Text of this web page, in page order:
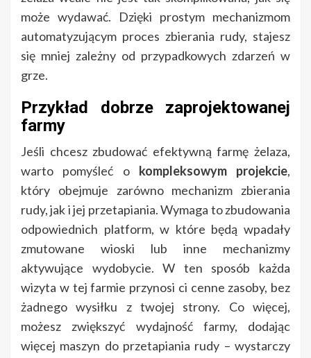
może wydawać. Dzięki prostym mechanizmom
automatyzującym proces zbierania rudy, stajesz
się mniej zależny od przypadkowych zdarzeń w
grze.
Przykład dobrze zaprojektowanej
farmy
Jeśli chcesz zbudować efektywną farmę żelaza,
warto pomyśleć o kompleksowym projekcie,
który obejmuje zarówno mechanizm zbierania
rudy, jak i jej przetapiania. Wymaga to zbudowania
odpowiednich platform, w które będą wpadały
zmutowane wioski lub inne mechanizmy
aktywujące wydobycie. W ten sposób każda
wizyta w tej farmie przynosi ci cenne zasoby, bez
żadnego wysiłku z twojej strony. Co więcej,
możesz zwiększyć wydajność farmy, dodając
więcej maszyn do przetapiania rudy – wystarczy